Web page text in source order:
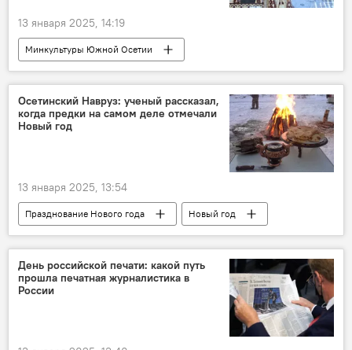
13 января 2025, 14:19
Минкультуры Южной Осетии
Южная Осетия
Новости Культура
Осетинский Навруз: ученый рассказал,
когда предки на самом деле отмечали
Новый год
13 января 2025, 13:54
Празднование Нового года
Новый год
Южная Осетия
праздники
День российской печати: какой путь
прошла печатная журналистика в
России